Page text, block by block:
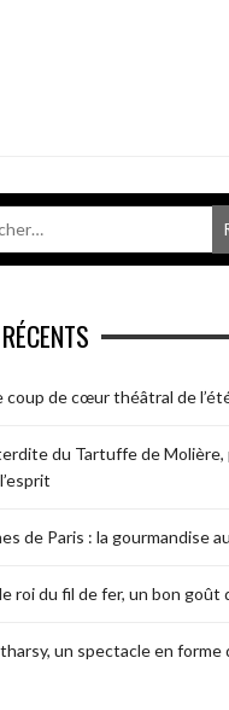
coup de cœur théâtral de
du Tartuffe de Molière,
de Paris : la gourmandise
roi du fil de fer, un bon goût
un spectacle en forme